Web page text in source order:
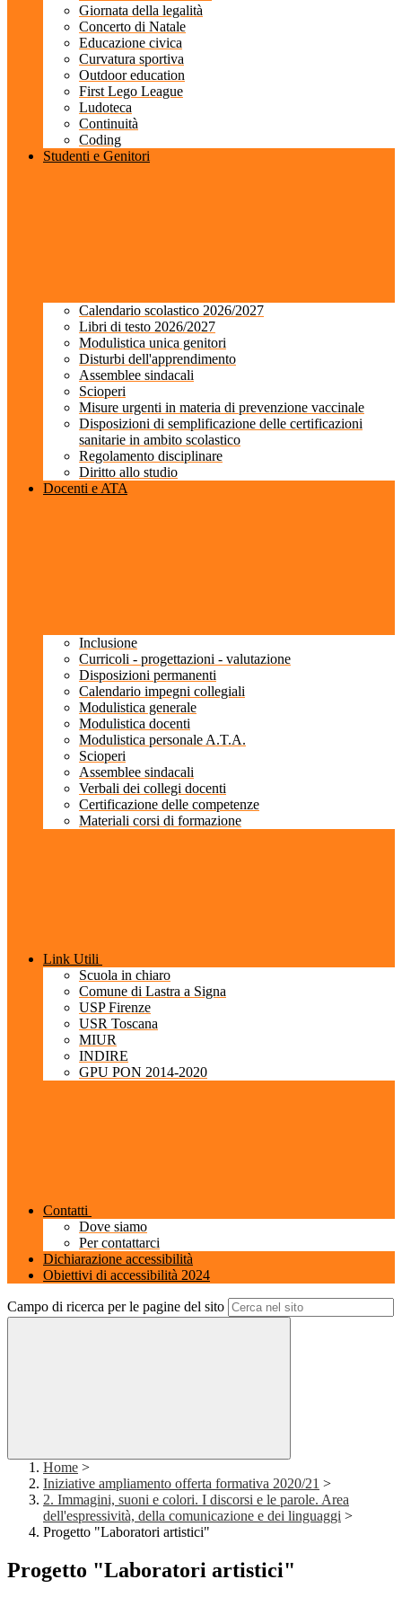
Giornata della legalità
Concerto di Natale
Educazione civica
Curvatura sportiva
Outdoor education
First Lego League
Ludoteca
Continuità
Coding
Studenti e Genitori
Calendario scolastico 2026/2027
Libri di testo 2026/2027
Modulistica unica genitori
Disturbi dell'apprendimento
Assemblee sindacali
Scioperi
Misure urgenti in materia di prevenzione vaccinale
Disposizioni di semplificazione delle certificazioni
sanitarie in ambito scolastico
Regolamento disciplinare
Diritto allo studio
Docenti e ATA
Inclusione
Curricoli - progettazioni - valutazione
Disposizioni permanenti
Calendario impegni collegiali
Modulistica generale
Modulistica docenti
Modulistica personale A.T.A.
Scioperi
Assemblee sindacali
Verbali dei collegi docenti
Certificazione delle competenze
Materiali corsi di formazione
Link Utili
Scuola in chiaro
Comune di Lastra a Signa
USP Firenze
USR Toscana
MIUR
INDIRE
GPU PON 2014-2020
Contatti
Dove siamo
Per contattarci
Dichiarazione accessibilità
Obiettivi di accessibilità 2024
Campo di ricerca per le pagine del sito
Home >
Iniziative ampliamento offerta formativa 2020/21 >
2. Immagini, suoni e colori. I discorsi e le parole. Area
dell'espressività, della comunicazione e dei linguaggi >
Progetto "Laboratori artistici"
Progetto "Laboratori artistici"